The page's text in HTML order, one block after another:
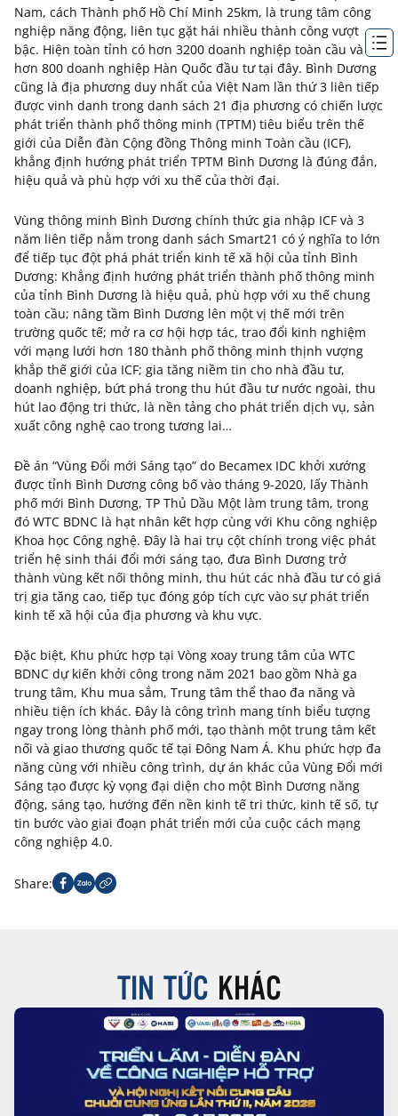
Nam, cách Thành phố Hồ Chí Minh 25km, là trung tâm công
nghiệp năng động, liên tục gặt hái nhiều thành công vượt
bậc. Hiện toàn tỉnh có hơn 3200 doanh nghiệp toàn cầu và
hơn 800 doanh nghiệp Hàn Quốc đầu tư tại đây. Bình Dương
cũng là địa phương duy nhất của Việt Nam lần thứ 3 liên tiếp
được vinh danh trong danh sách 21 địa phương có chiến lược
phát triển thành phố thông minh (TPTM) tiêu biểu trên thế
giới của Diễn đàn Cộng đồng Thông minh Toàn cầu (ICF),
khẳng định hướng phát triển TPTM Bình Dương là đúng đắn,
hiệu quả và phù hợp với xu thế của thời đại.
Vùng thông minh Bình Dương chính thức gia nhập ICF và 3
năm liên tiếp nằm trong danh sách Smart21 có ý nghĩa to lớn
để tiếp tục đột phá phát triển kinh tế xã hội của tỉnh Bình
Dương: Khẳng định hướng phát triển thành phố thông minh
của tỉnh Bình Dương là hiệu quả, phù hợp với xu thế chung
toàn cầu; nâng tầm Bình Dương lên một vị thế mới trên
trường quốc tế; mở ra cơ hội hợp tác, trao đổi kinh nghiệm
với mạng lưới hơn 180 thành phố thông minh thịnh vượng
khắp thế giới của ICF; gia tăng niềm tin cho nhà đầu tư,
doanh nghiệp, bứt phá trong thu hút đầu tư nước ngoài, thu
hút lao động tri thức, là nền tảng cho phát triển dịch vụ, sản
xuất công nghệ cao trong tương lai…
Đề án “Vùng Đổi mới Sáng tạo” do Becamex IDC khởi xướng
được tỉnh Bình Dương công bố vào tháng 9-2020, lấy Thành
phố mới Bình Dương, TP Thủ Dầu Một làm trung tâm, trong
đó WTC BDNC là hạt nhân kết hợp cùng với Khu công nghiệp
Khoa học Công nghệ. Đây là hai trụ cột chính trong việc phát
triển hệ sinh thái đổi mới sáng tạo, đưa Bình Dương trở
thành vùng kết nối thông minh, thu hút các nhà đầu tư có giá
trị gia tăng cao, tiếp tục đóng góp tích cực vào sự phát triển
kinh tế xã hội của địa phương và khu vực.
Đặc biệt, Khu phức hợp tại Vòng xoay trung tâm của WTC
BDNC dự kiến khởi công trong năm 2021 bao gồm Nhà ga
trung tâm, Khu mua sắm, Trung tâm thể thao đa năng và
nhiều tiện ích khác. Đây là công trình mang tính biểu tượng
ngay trong lòng thành phố mới, tạo thành một trung tâm kết
nối và giao thương quốc tế tại Đông Nam Á. Khu phức hợp đa
năng cùng với nhiều công trình, dự án khác của Vùng Đổi mới
Sáng tạo được kỳ vọng đại diện cho một Bình Dương năng
động, sáng tạo, hướng đến nền kinh tế tri thức, kinh tế số, tự
tin bước vào giai đoạn phát triển mới của cuộc cách mạng
công nghiệp 4.0.
Share:
TIN TỨC KHÁC